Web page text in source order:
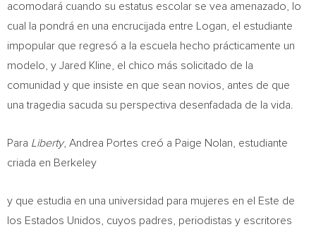
acomodará cuando su estatus escolar se vea amenazado, lo
cual la pondrá en una encrucijada entre Logan, el estudiante
impopular que regresó a la escuela hecho prácticamente un
modelo, y Jared Kline , el chico más solicitado de la
comunidad y que insiste en que sean novios, antes de que
una tragedia sacuda su perspectiva desenfadada de la vida.
Para Liberty, Andrea Portes creó a Paige Nolan , estudiante
criada en Berkeley
y que estudia en una universidad para mujeres en el
Este de
los Estados Unidos, cuyos padres, periodistas y escritores